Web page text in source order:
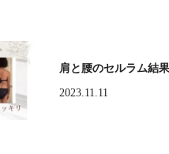
肩と腰のセルラム結
2023.11.11